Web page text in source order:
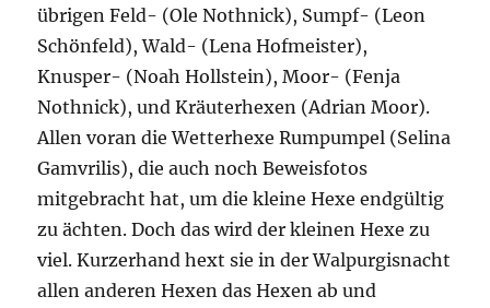
übrigen Feld- (Ole Nothnick), Sumpf- (Leon
Schönfeld), Wald- (Lena Hofmeister),
Knusper- (Noah Hollstein), Moor- (Fenja
Nothnick), und Kräuterhexen (Adrian Moor).
Allen voran die Wetterhexe Rumpumpel (Selina
Gamvrilis), die auch noch Beweisfotos
mitgebracht hat, um die kleine Hexe endgültig
zu ächten. Doch das wird der kleinen Hexe zu
viel. Kurzerhand hext sie in der Walpurgisnacht
allen anderen Hexen das Hexen ab und